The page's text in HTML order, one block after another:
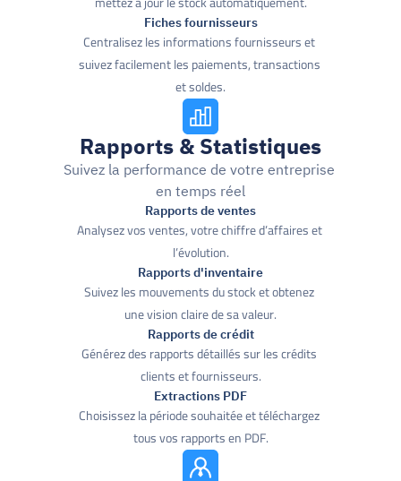
Fiches fournisseurs
Centralisez les informations fournisseurs et
suivez facilement les paiements, transactions
et soldes.
Rapports & Statistiques
Suivez la performance de votre entreprise
en temps réel
Rapports de ventes
Analysez vos ventes, votre chiffre d’affaires et
l’évolution.
Rapports d'inventaire
Suivez les mouvements du stock et obtenez
une vision claire de sa valeur.
Rapports de crédit
Générez des rapports détaillés sur les crédits
clients et fournisseurs.
Extractions PDF
Choisissez la période souhaitée et téléchargez
tous vos rapports en PDF.